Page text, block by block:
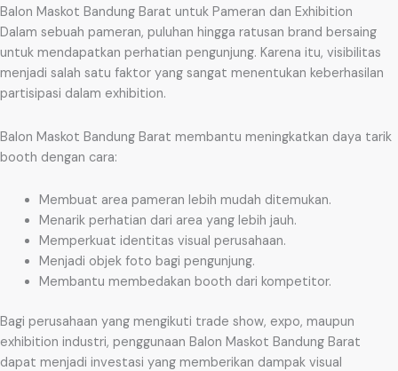
Balon Maskot Bandung Barat untuk Pameran dan Exhibition
Dalam sebuah pameran, puluhan hingga ratusan brand bersaing
untuk mendapatkan perhatian pengunjung. Karena itu, visibilitas
menjadi salah satu faktor yang sangat menentukan keberhasilan
partisipasi dalam exhibition.
Balon Maskot Bandung Barat membantu meningkatkan daya tarik
booth dengan cara:
Membuat area pameran lebih mudah ditemukan.
Menarik perhatian dari area yang lebih jauh.
Memperkuat identitas visual perusahaan.
Menjadi objek foto bagi pengunjung.
Membantu membedakan booth dari kompetitor.
Bagi perusahaan yang mengikuti trade show, expo, maupun
exhibition industri, penggunaan Balon Maskot Bandung Barat
dapat menjadi investasi yang memberikan dampak visual